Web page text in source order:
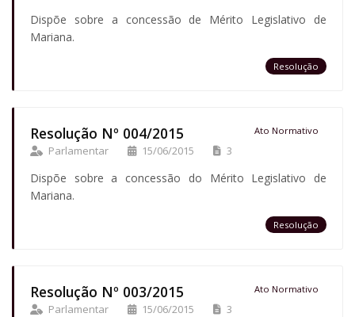
Dispõe sobre a concessão de Mérito Legislativo de
Mariana.
Resolução
Resolução Nº 004/2015 Ato Normativo
Parlamentar 15/06/2015 3
Dispõe sobre a concessão do Mérito Legislativo de
Mariana.
Resolução
Resolução Nº 003/2015 Ato Normativo
Parlamentar 15/06/2015 3